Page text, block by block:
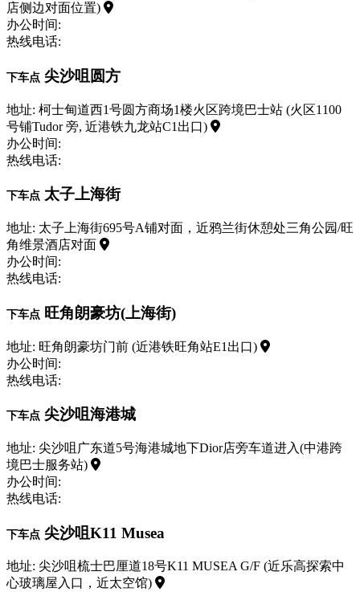
店侧边对面位置)
办公时间:
热线电话:
下车点 尖沙咀圆方
地址: 柯士甸道西1号圆方商场1楼火区跨境巴士站 (火区1100
号铺Tudor 旁, 近港铁九龙站C1出口)
办公时间:
热线电话:
下车点 太子上海街
地址: 太子上海街695号A铺对面，近鸦兰街休憩处三角公园/旺
角维景酒店对面
办公时间:
热线电话:
下车点 旺角朗豪坊(上海街)
地址: 旺角朗豪坊门前 (近港铁旺角站E1出口)
办公时间:
热线电话:
下车点 尖沙咀海港城
地址: 尖沙咀广东道5号海港城地下Dior店旁车道进入(中港跨
境巴士服务站)
办公时间:
热线电话:
下车点 尖沙咀K11 Musea
地址: 尖沙咀梳士巴厘道18号K11 MUSEA G/F (近乐高探索中
心玻璃屋入口，近太空馆)